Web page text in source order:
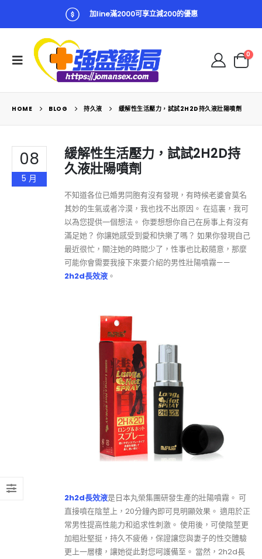
加line滿2000可享立減200的優惠
0
HOME BLOG 持久液 緩解性生活壓力，試試2H2D持久液壯陽噴劑
08
5 月
緩解性生活壓力，試試2H2D持
久液壯陽噴劑
不知道各位已婚男同胞有沒有發現，有時候老婆會莫名
其妙的生氣或者冷漠，我也找不出原因。 在這裏，我可
以為您提供一個想法。 你要想想你自己在房事上有沒有
滿足她？ 你讓她感受到愛和快樂了嗎？ 如果你發現自己
最近很忙，關注她的時間少了，性事也比較隨意，那麼
可能你會需要我接下來要介紹的男性壯陽噴霧——
2h2d長效液 。
2h2d長效液是日本丸榮集團研發生產的壯陽噴霧。 可
直接噴在陰莖上，20分鐘內即可見明顯效果。 適用於正
常男性提高性能力和追求性刺激。 使用後，可使陰莖更
加粗壯堅挺，持久不疲倦，保證讓您與妻子的性交體驗
更上一層樓，讓她從此對您呵護備至。 當然，2h2d長